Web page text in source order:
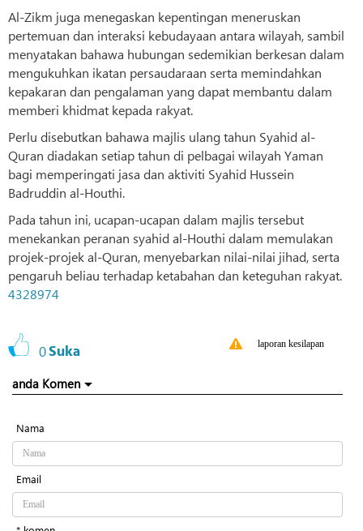
Al-Zikm juga menegaskan kepentingan meneruskan
pertemuan dan interaksi kebudayaan antara wilayah, sambil
menyatakan bahawa hubungan sedemikian berkesan dalam
mengukuhkan ikatan persaudaraan serta memindahkan
kepakaran dan pengalaman yang dapat membantu dalam
memberi khidmat kepada rakyat.
Perlu disebutkan bahawa majlis ulang tahun Syahid al-
Quran diadakan setiap tahun di pelbagai wilayah Yaman
bagi memperingati jasa dan aktiviti Syahid Hussein
Badruddin al-Houthi.
Pada tahun ini, ucapan-ucapan dalam majlis tersebut
menekankan peranan syahid al-Houthi dalam memulakan
projek-projek al-Quran, menyebarkan nilai-nilai jihad, serta
pengaruh beliau terhadap ketabahan dan keteguhan rakyat.
4328974
0Suka laporan kesilapan
anda Komen
Nama
Email